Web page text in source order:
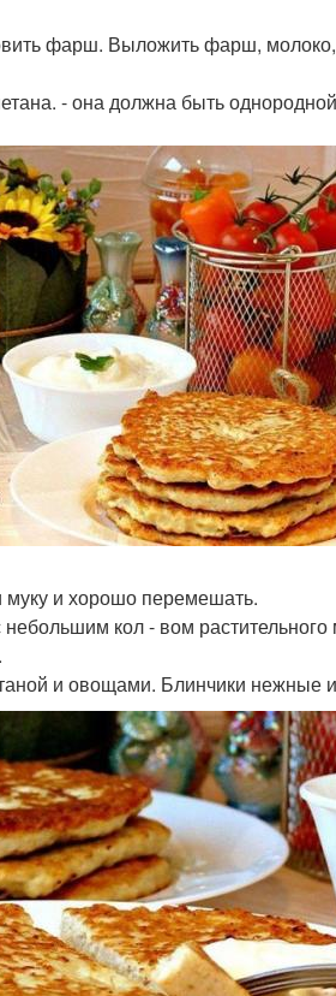
фарш. Выложить фарш,
- она должна быть
муку и хорошо перемешать.
небольшим кол - вом
и овощами. Блинчики нежные